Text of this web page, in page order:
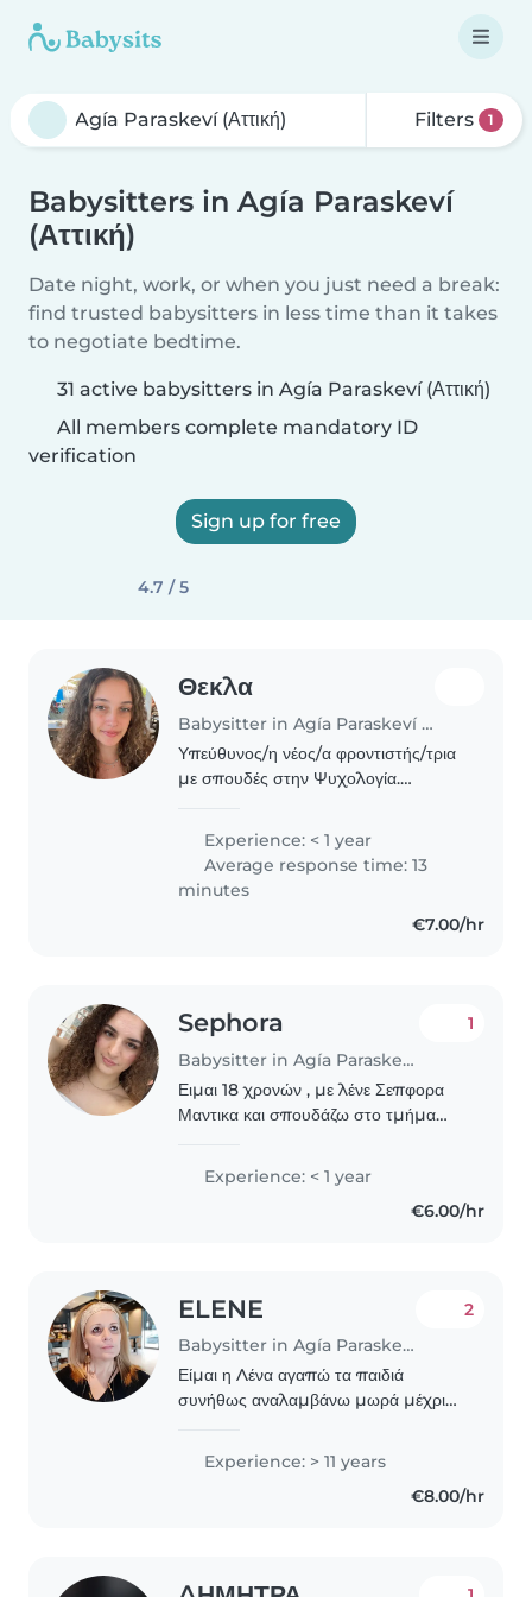
Filters 1
Babysitters in Agía Paraskeví
(Αττική)
Date night, work, or when you just need a break:
find trusted babysitters in less time than it takes
to negotiate bedtime.
31 active babysitters in Agía Paraskeví (Αττική)
All members complete mandatory ID
verification
Sign up for free
4.7 / 5
Θεκλα
Babysitter in Agía Paraskeví (Αττική)
Υπεύθυνος/η νέος/α φροντιστής/τρια
με σπουδές στην Ψυχολογία.
παίζω με παιδιά προσχολικής και
σχολικής ηλικίας. Μιλώ ελληνικά και
αγγλικά και είμαι άνετος/η..
Experience: < 1 year
Average response time: 13
minutes
€7.00/hr
Sephora
Babysitter in Agía Paraskeví (Αττική)
1
Ειμαι 18 χρονών , με λένε Σεπφορα
Μαντικα και σπουδάζω στο τμήμα
τα παιδάκια , είμαι φιλική ,
Experience: < 1 year
€6.00/hr
ELENE
Babysitter in Agía Paraskeví (Αττική)
2
Είμαι η Λένα αγαπώ τα παιδιά
συνήθως αναλαμβάνω μωρά μέχρι
τους γονείς κ τον παιδίατρο τους
προσφέρω ώρες γεμάτες αγάπη ,
φροντίδας, σωστής διατροφής,..
Experience: > 11 years
€8.00/hr